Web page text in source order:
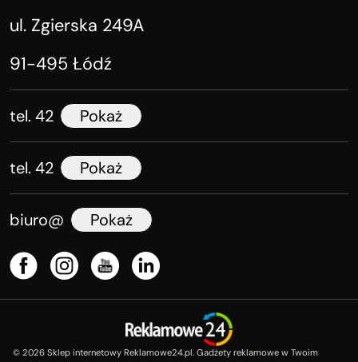
ul. Zgierska 249A
91-495 Łódź
tel. 42 Pokaż
tel. 42 Pokaż
biuro@ Pokaż
© 2026 Sklep internetowy Reklamowe24.pl. Gadżety reklamowe w Twoim